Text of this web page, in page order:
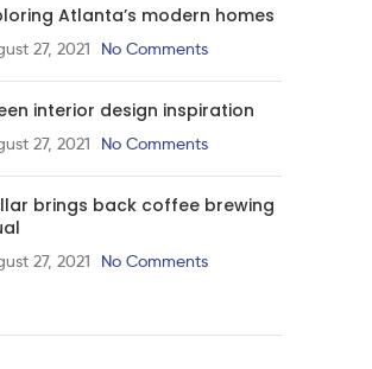
Atlanta’s modern homes
27, 2021 No Comments
interior design inspiration
27, 2021 No Comments
brings back coffee brewing
27, 2021 No Comments